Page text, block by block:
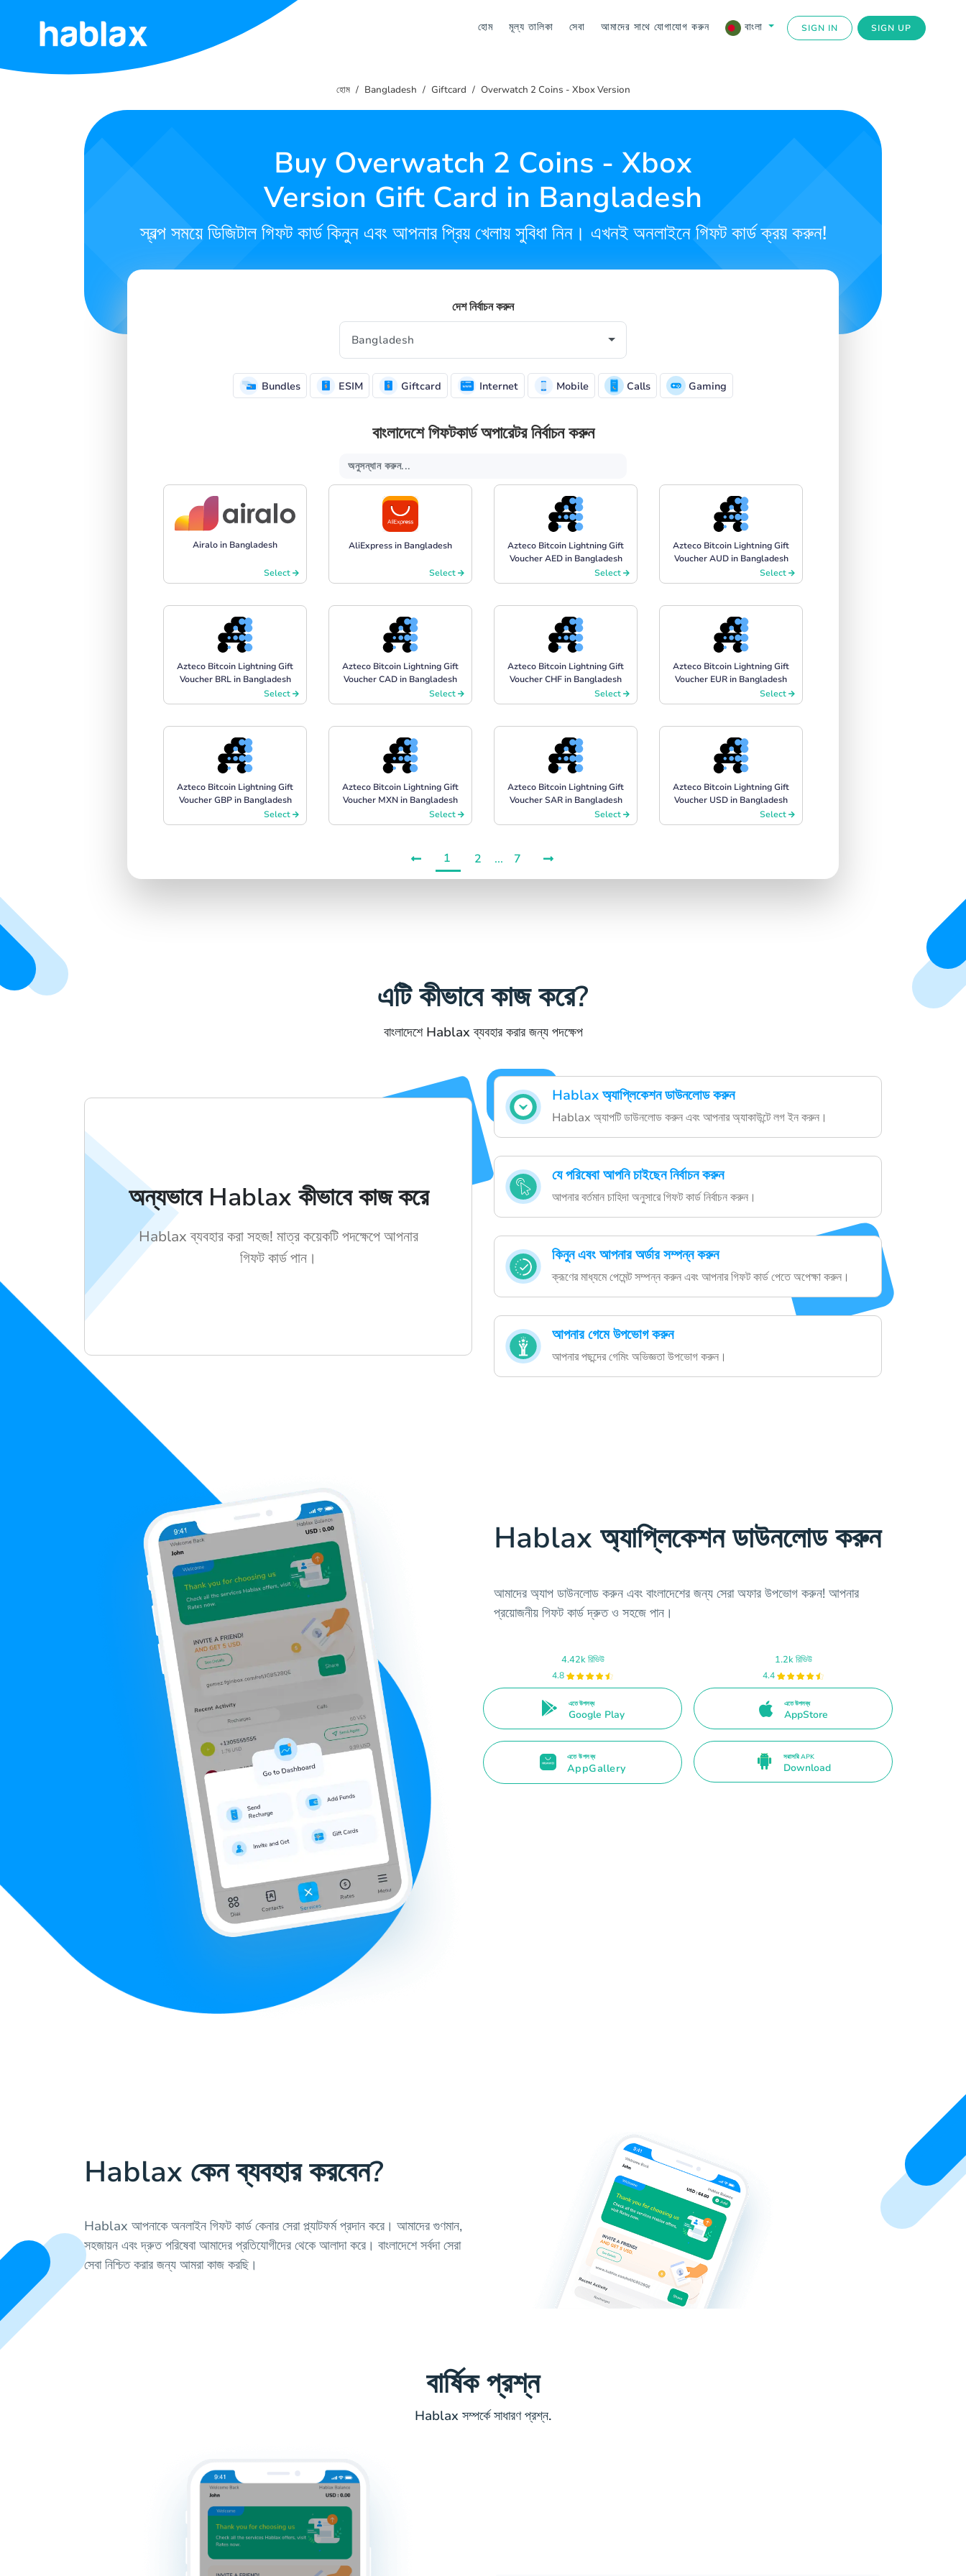
হোম মূল্য তালিকা সেবা আমাদের সাথে যোগাযোগ করুন বাংলা SIGN IN SIGN UP
হোম
হোম Bangladesh Giftcard Overwatch 2 Coins - Xbox Version
Buy Overwatch 2 Coins - Xbox
Version Gift Card in Bangladesh
স্বল্প সময়ে ডিজিটাল গিফট কার্ড কিনুন এবং আপনার প্রিয় খেলায় সুবিধা নিন। এখনই অনলাইনে গিফট কার্ড ক্রয় করুন!
দেশ নির্বাচন করুন
Bundles ESIM Giftcard Internet Mobile Calls Gaming
বাংলাদেশে গিফটকার্ড অপারেটর নির্বাচন করুন
Airalo in Bangladesh
Select
AliExpress in Bangladesh
Select
Azteco Bitcoin Lightning Gift
Voucher AED in Bangladesh
Select
Azteco Bitcoin Lightning Gift
Voucher AUD in Bangladesh
Select
Azteco Bitcoin Lightning Gift
Voucher BRL in Bangladesh
Select
Azteco Bitcoin Lightning Gift
Voucher CAD in Bangladesh
Select
Azteco Bitcoin Lightning Gift
Voucher CHF in Bangladesh
Select
Azteco Bitcoin Lightning Gift
Voucher EUR in Bangladesh
Select
Azteco Bitcoin Lightning Gift
Voucher GBP in Bangladesh
Select
Azteco Bitcoin Lightning Gift
Voucher MXN in Bangladesh
Select
Azteco Bitcoin Lightning Gift
Voucher SAR in Bangladesh
Select
Azteco Bitcoin Lightning Gift
Voucher USD in Bangladesh
Select
1 2 ... 7
এটি কীভাবে কাজ করে?
বাংলাদেশে Hablax ব্যবহার করার জন্য পদক্ষেপ
Hablax অ্যাপ্লিকেশন ডাউনলোড করুন
Hablax অ্যাপটি ডাউনলোড করুন এবং আপনার অ্যাকাউন্টে লগ ইন করুন।
যে পরিষেবা আপনি চাইছেন নির্বাচন করুন
আপনার বর্তমান চাহিদা অনুসারে গিফট কার্ড নির্বাচন করুন।
কিনুন এবং আপনার অর্ডার সম্পন্ন করুন
ক্রূণের মাধ্যমে পেমেন্ট সম্পন্ন করুন এবং আপনার গিফট কার্ড পেতে অপেক্ষা করুন।
আপনার গেমে উপভোগ করুন
আপনার পছন্দের গেমিং অভিজ্ঞতা উপভোগ করুন।
অন্যভাবে Hablax কীভাবে কাজ করে
Hablax ব্যবহার করা সহজ! মাত্র কয়েকটি পদক্ষেপে আপনার
গিফট কার্ড পান।
Hablax অ্যাপ্লিকেশন ডাউনলোড করুন
আমাদের অ্যাপ ডাউনলোড করুন এবং বাংলাদেশের জন্য সেরা অফার উপভোগ করুন! আপনার
প্রয়োজনীয় গিফট কার্ড দ্রুত ও সহজে পান।
4.42k রিভিউ
4.8
এতে উপলব্ধ
Google Play
1.2k রিভিউ
4.4
এতে উপলব্ধ
AppStore
এতে উপলব্ধ
AppGallery
সরাসরি APK
Download
Hablax কেন ব্যবহার করবেন?
Hablax আপনাকে অনলাইন গিফট কার্ড কেনার সেরা প্ল্যাটফর্ম প্রদান করে। আমাদের গুণমান,
সহজায়ন এবং দ্রুত পরিষেবা আমাদের প্রতিযোগীদের থেকে আলাদা করে। বাংলাদেশে সর্বদা সেরা
সেবা নিশ্চিত করার জন্য আমরা কাজ করছি।
বার্ষিক প্রশ্ন
Hablax সম্পর্কে সাধারণ প্রশ্ন.